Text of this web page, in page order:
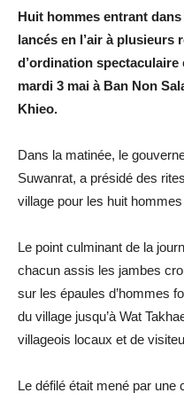
Huit hommes entrant
lancés en l’air à plusieurs
d’ordination spectaculaire
mardi 3 mai à Ban Non
Khieo.
Dans la matinée, le
Suwanrat, a présidé des
village pour les huit
Le point culminant de la
chacun assis les jambes
sur les épaules d’hommes
du village jusqu’à Wat
villageois locaux et de
Le défilé était mené par